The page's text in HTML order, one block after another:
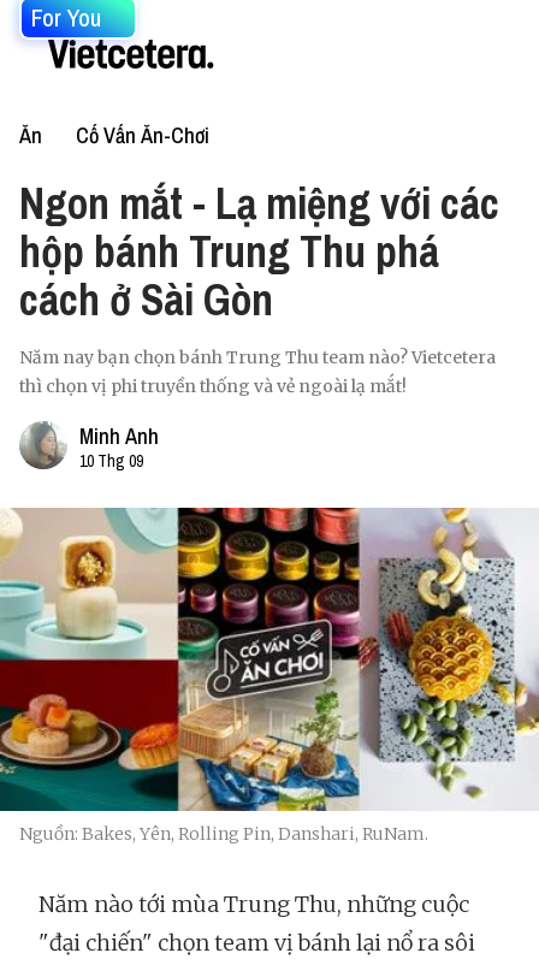
For You
Ăn Cố Vấn Ăn-Chơi
Ngon mắt - Lạ miệng với các
hộp bánh Trung Thu phá
cách ở Sài Gòn
Năm nay bạn chọn bánh Trung Thu team nào? Vietcetera
thì chọn vị phi truyền thống và vẻ ngoài lạ mắt!
Minh Anh
10 Thg 09
Nguồn: Bakes, Yên, Rolling Pin, Danshari, RuNam.
Năm nào tới mùa Trung Thu, những cuộc
"đại chiến" chọn team vị bánh lại nổ ra sôi